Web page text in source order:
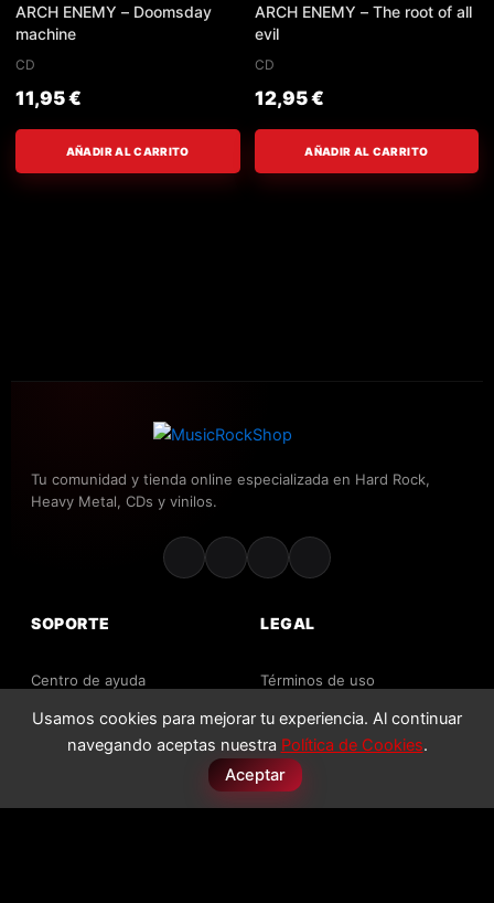
ARCH ENEMY – Doomsday
machine
CD
11,95€
AÑADIR AL CARRITO
ARCH ENEMY – The root of all
evil
CD
12,95€
AÑADIR AL CARRITO
Tu comunidad y tienda online especializada en Hard Rock,
Heavy Metal, CDs y vinilos.
SOPORTE
Centro de ayuda
Contacto
Envíos y devoluciones
LEGAL
Términos de uso
Política de privacidad
Política de cookies
Licencias
Usamos cookies para mejorar tu experiencia. Al continuar
navegando aceptas nuestra Política de Cookies.
Aceptar